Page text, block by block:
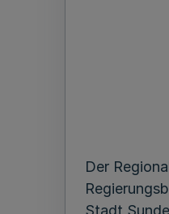
Der
Stadt